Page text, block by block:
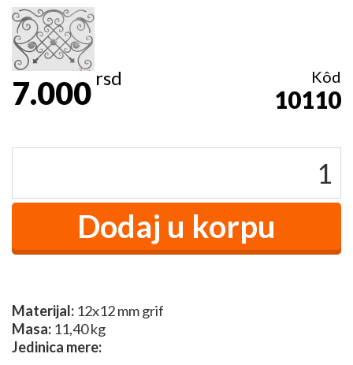
7.000rsd Kôd
10110
Materijal: 12x12 mm grif
Masa: 11,40 kg
Jedinica mere: